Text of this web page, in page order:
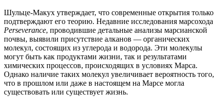
Шульце-Макух утверждает, что современные открытия только
подтверждают его теорию. Недавние исследования марсохода
Perseverance, проводившие детальные анализы марсианской
почвы, выявили присутствие алканов — органических
молекул, состоящих из углерода и водорода. Эти молекулы
могут быть как продуктами жизни, так и результатами
химических процессов, происходящих в условиях Марса.
Однако наличие таких молекул увеличивает вероятность того,
что в прошлом или даже в настоящем на Марсе могла
существовать или существует жизнь.